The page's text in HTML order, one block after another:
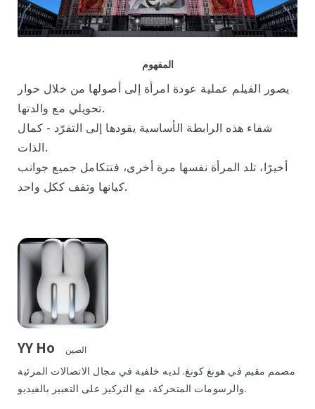
المفهوم
يصور الفيلم عملية عودة امرأة إلى أصولها من خلال حوار
تحويلي مع والدتها.
شفاء هذه الرابطة الأساسية يقودها إلى التفرّد - كمال
الذات.
أخيرًا، تلد المرأة نفسها مرة أخرى، فتتكامل جميع جوانب
كيانها وتقف ككل واحد.
YY Ho الصين
مصمم مقيم في هونغ كونغ. لديه خلفية في مجال الاتصالات المرئية
والرسومات المتحركة، مع التركيز على التعبير بالفيديو.